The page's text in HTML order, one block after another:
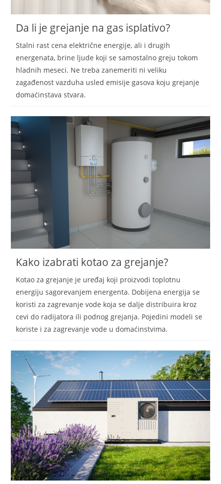
Da li je grejanje na gas isplativo?
Stalni rast cena električne energije, ali i drugih
energenata, brine ljude koji se samostalno greju tokom
hladnih meseci. Ne treba zanemeriti ni veliku
zagađenost vazduha usled emisije gasova koju grejanje
domaćinstava stvara.
Kako izabrati kotao za grejanje?
Kotao za grejanje je uređaj koji proizvodi toplotnu
energiju sagorevanjem energenta. Dobijena energija se
koristi za zagrevanje vode koja se dalje distribuira kroz
cevi do radijatora ili podnog grejanja. Pojedini modeli se
koriste i za zagrevanje vode u domaćinstvima.